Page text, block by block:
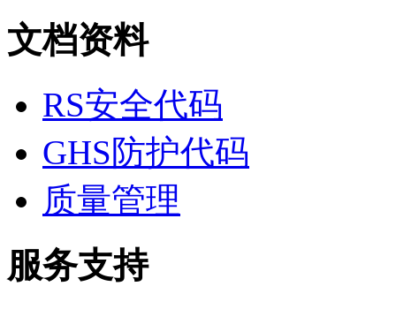
氨基酸复合盐
D-氨基酸
DL-氨基酸
N-甲基化氨基酸
氨基醇
手性产品
培养基
稀土/稀有金属试剂
硼
银
铈
文档资料
RS安全代码
GHS防护代码
质量管理
服务支持